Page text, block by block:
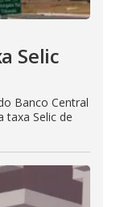
Selic
Banco Central
taxa Selic de